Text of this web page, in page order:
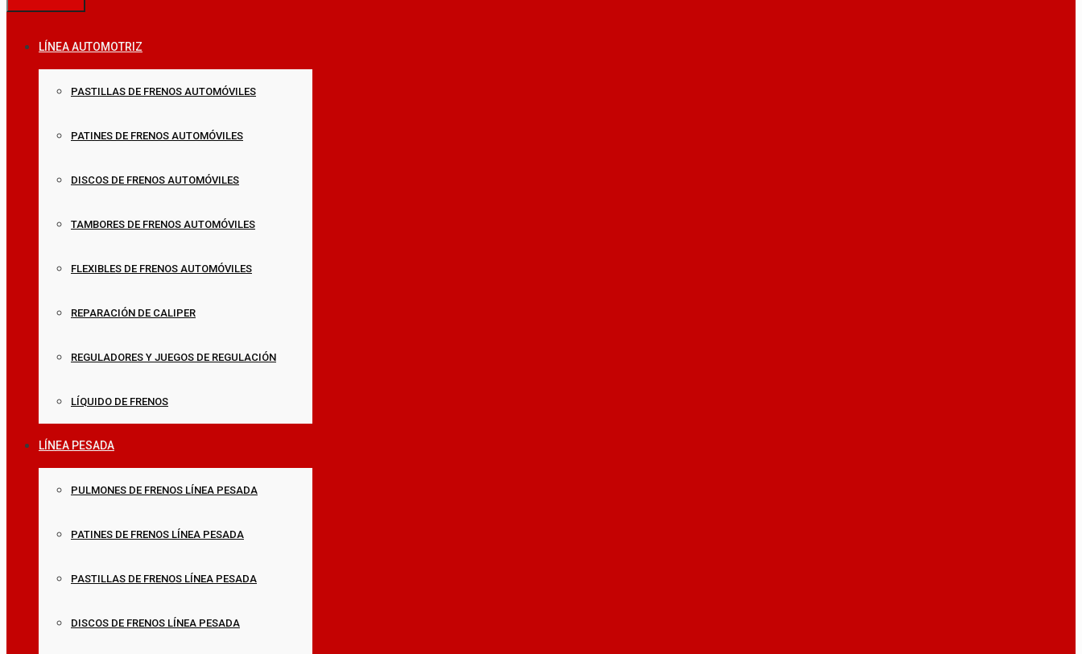
LÍNEA AUTOMOTRIZ
PASTILLAS DE FRENOS AUTOMÓVILES
PATINES DE FRENOS AUTOMÓVILES
DISCOS DE FRENOS AUTOMÓVILES
TAMBORES DE FRENOS AUTOMÓVILES
FLEXIBLES DE FRENOS AUTOMÓVILES
REPARACIÓN DE CALIPER
REGULADORES Y JUEGOS DE REGULACIÓN
LÍQUIDO DE FRENOS
LÍNEA PESADA
PULMONES DE FRENOS LÍNEA PESADA
PATINES DE FRENOS LÍNEA PESADA
PASTILLAS DE FRENOS LÍNEA PESADA
DISCOS DE FRENOS LÍNEA PESADA